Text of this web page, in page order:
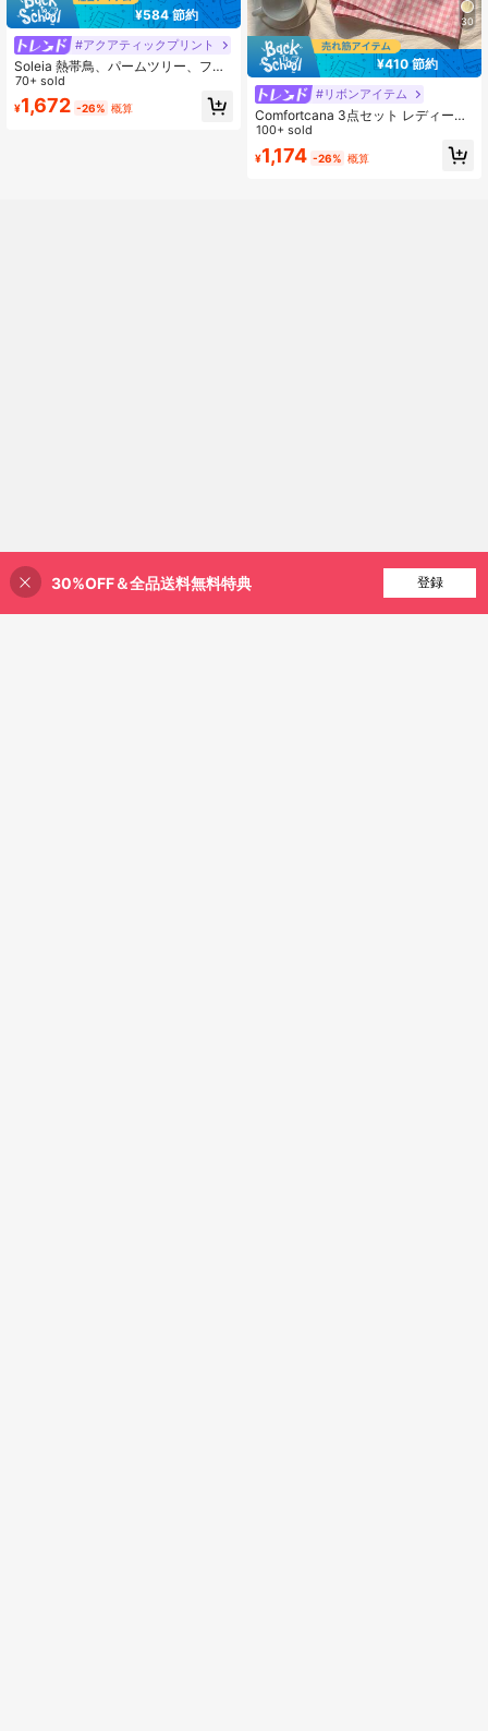
¥584 節約
#アクアティックプリント
Soleia 熱帯鳥、パームツリー、フロ
ーラルプリント スリーブレスAライ
ンミディドレス ウエスト絞り込み、
バケーションスタイル
70+ sold
¥1,672 -26% 概算
30
¥410 節約
#リボンアイテム
Comfortcana 3点セット レディース
ドローストリング ウエスト ルーズ
カジュアル ショーツ
100+ sold
¥1,174 -26% 概算
21% 割引！
30%OFF＆全品送料無料特典 登録